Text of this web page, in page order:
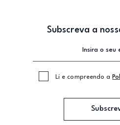
Subscreva a
Li e compreendo a